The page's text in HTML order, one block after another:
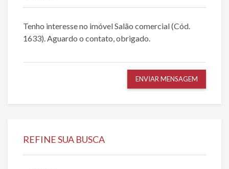
ENVIAR MENSAGEM
REFINE SUA BUSCA